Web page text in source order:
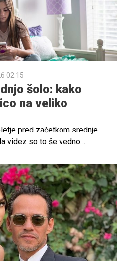
02.15
šolo: kako
na veliko
pred začetkom srednje
videz so to še vedno
se pogosto pojavljajo
in tudi strah pred neznanim.